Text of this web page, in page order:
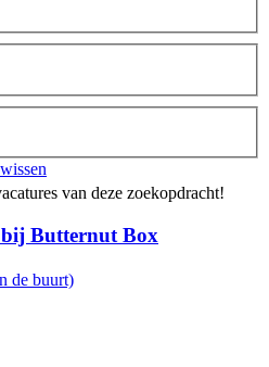
van deze zoekopdracht!
bij Butternut Box
de buurt)